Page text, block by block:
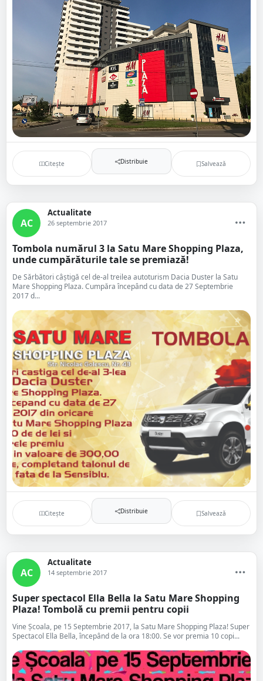
Citește Distribuie Salvează
AC
Actualitate
26 septembrie 2017
Tombola numărul 3 la Satu Mare Shopping Plaza,
unde cumpărăturile tale se premiază!
De Sărbători câștigă cel de-al treilea autoturism Dacia Duster la Satu
Mare Shopping Plaza. Cumpăra începând cu data de 27 Septembrie
2017 d...
Citește Distribuie Salvează
AC
Actualitate
14 septembrie 2017
Super spectacol Ella Bella la Satu Mare Shopping
Plaza! Tombolă cu premii pentru copii
Vine Școala, pe 15 Septembrie 2017, la Satu Mare Shopping Plaza! Super
Spectacol Ella Bella, începând de la ora 18:00. Se vor premia 10 copi...